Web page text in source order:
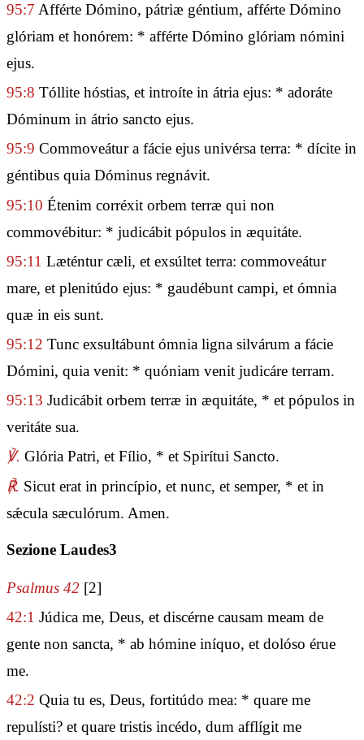
95:7 Afférte Dómino, pátriæ géntium, afférte Dómino
glóriam et honórem: * afférte Dómino glóriam nómini
ejus.
95:8 Tóllite hóstias, et introíte in átria ejus: * adoráte
Dóminum in átrio sancto ejus.
95:9 Commoveátur a fácie ejus univérsa terra: * dícite in
géntibus quia Dóminus regnávit.
95:10 Étenim corréxit orbem terræ qui non
commovébitur: * judicábit pópulos in æquitáte.
95:11 Læténtur cæli, et exsúltet terra: commoveátur
mare, et plenitúdo ejus: * gaudébunt campi, et ómnia
quæ in eis sunt.
95:12 Tunc exsultábunt ómnia ligna silvárum a fácie
Dómini, quia venit: * quóniam venit judicáre terram.
95:13 Judicábit orbem terræ in æquitáte, * et pópulos in
veritáte sua.
℣. Glória Patri, et Fílio, * et Spirítui Sancto.
℟. Sicut erat in princípio, et nunc, et semper, * et in
sǽcula sæculórum. Amen.
Sezione Laudes3
Psalmus 42 [2]
42:1 Júdica me, Deus, et discérne causam meam de
gente non sancta, * ab hómine iníquo, et dolóso érue
me.
42:2 Quia tu es, Deus, fortitúdo mea: * quare me
repulísti? et quare tristis incédo, dum afflígit me